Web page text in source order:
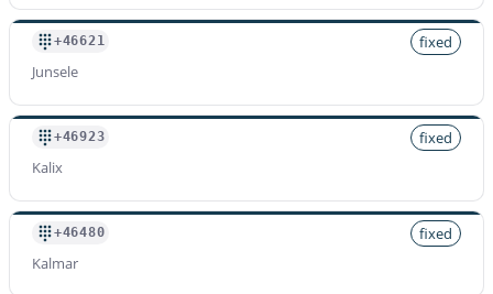
+46621
fixed
Junsele
+46923
fixed
Kalix
+46480
fixed
Kalmar